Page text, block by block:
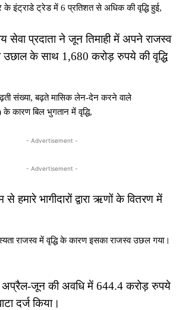
के इंट्राडे ट्रेड में 6 प्रतिशत से अधिक की वृद्धि हुई,
सेवा प्रदाता ने जून तिमाही में अपने राजस्व
उछाल के साथ 1,680 करोड़ रुपये की वृद्धि
संख्या, बढ़ते मासिक लेन-देन करने वाले
कारण बिल भुगतान में वृद्धि,
- Advertisement -
- Advertisement -
हमारे भागीदारों द्वारा ऋणों के वितरण में
राजस्व में वृद्धि के कारण इसका राजस्व उछल गया।
अप्रैल-जून की अवधि में 644.4 करोड़ रुपये
दर्ज किया।